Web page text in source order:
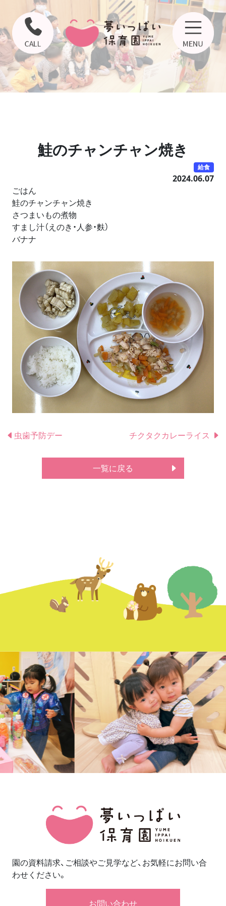
鮭のチャンチャン焼き
給食
2024.06.07
ごはん
鮭のチャンチャン焼き
さつまいもの煮物
すまし汁（えのき・人参・麩）
バナナ
虫歯予防デー チクタクカレーライス
一覧に戻る
園の資料請求、ご相談やご見学など、お気軽にお問い合
わせください。
お問い合わせ